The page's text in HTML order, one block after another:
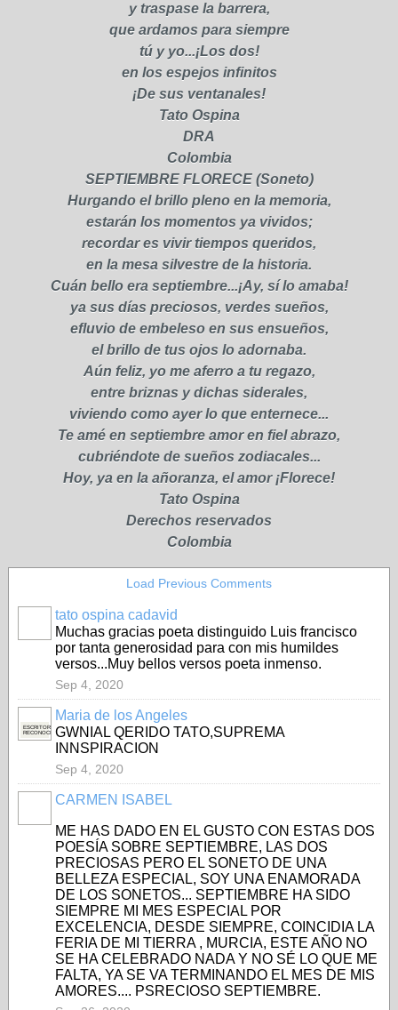
y traspase la barrera,
que ardamos para siempre
tú y yo...¡Los dos!
en los espejos infinitos
¡De sus ventanales!
Tato Ospina
DRA​
Colombia
SEPTIEMBRE FLORECE (Soneto)
Hurgando el brillo pleno en la memoria,
estarán los momentos ya vividos;
recordar es vivir tiempos queridos,
en la mesa silvestre de la historia.
Cuán bello era septiembre...¡Ay, sí lo amaba!
ya sus días preciosos, verdes sueños,
efluvio de embeleso en sus ensueños,
el brillo de tus ojos lo adornaba.
Aún feliz, yo me aferro a tu regazo,
entre briznas y dichas siderales,
viviendo como ayer lo que enternece...
Te amé en septiembre amor en fiel abrazo,
cubriéndote de sueños zodiacales...
Hoy, ya en la añoranza, el amor ¡Florece!
Tato Ospina
Derechos reservados
Colombia
Load Previous Comments
tato ospina cadavid
Muchas gracias poeta distinguido Luis francisco
por tanta generosidad para con mis humildes
versos...Muy bellos versos poeta inmenso.
Sep 4, 2020
ESCRITORA
RECONOCIDA
Maria de los Angeles
GWNIAL QERIDO TATO,SUPREMA
INNSPIRACION
Sep 4, 2020
CARMEN ISABEL
ME HAS DADO EN EL GUSTO CON ESTAS DOS
POESÍA SOBRE SEPTIEMBRE, LAS DOS
PRECIOSAS PERO EL SONETO DE UNA
BELLEZA ESPECIAL, SOY UNA ENAMORADA
DE LOS SONETOS... SEPTIEMBRE HA SIDO
SIEMPRE MI MES ESPECIAL POR
EXCELENCIA, DESDE SIEMPRE, COINCIDIA LA
FERIA DE MI TIERRA , MURCIA, ESTE AÑO NO
SE HA CELEBRADO NADA Y NO SÉ LO QUE ME
FALTA, YA SE VA TERMINANDO EL MES DE MIS
AMORES.... PSRECIOSO SEPTIEMBRE.